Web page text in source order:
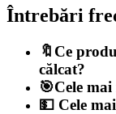
Avantaje și
Produsele din
avantaje care le fac
Fiabilitate:
asigura
Întrebări
🔖Ce
călcat?
🎯Cele
💵 Cele